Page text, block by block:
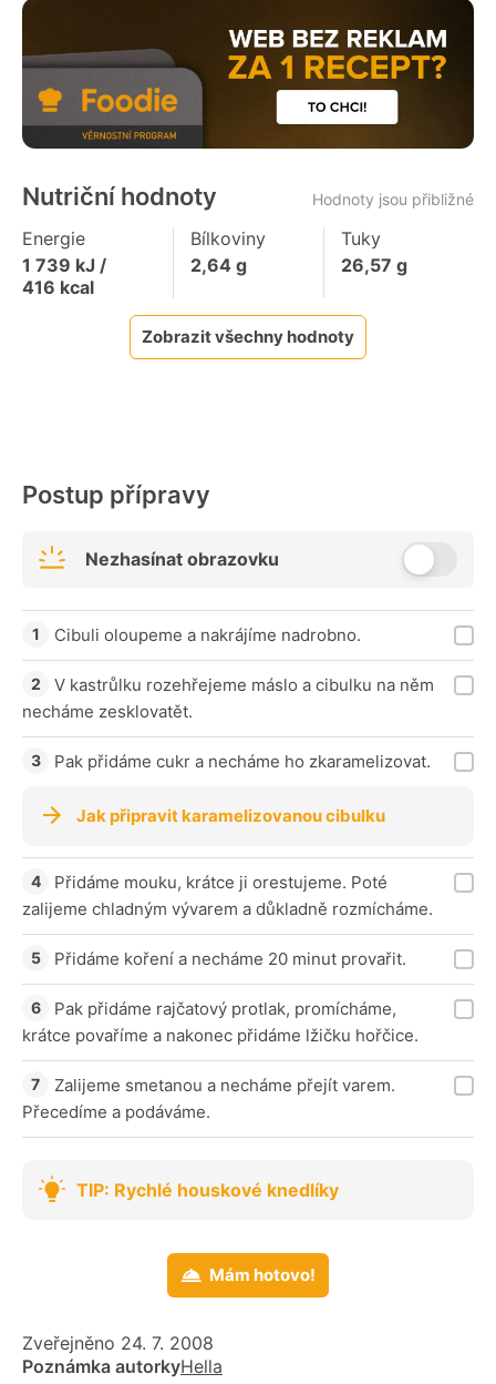
Nutriční hodnoty Hodnoty jsou přibližné
Energie
1 739 kJ /
416 kcal
Bílkoviny
2,64 g
Tuky
26,57 g
Zobrazit všechny hodnoty
Postup přípravy
Nezhasínat obrazovku
Cibuli oloupeme a nakrájíme nadrobno.
V kastrůlku rozehřejeme máslo a cibulku na něm
necháme zesklovatět.
Pak přidáme cukr a necháme ho zkaramelizovat.
Jak připravit karamelizovanou cibulku
Přidáme mouku, krátce ji orestujeme. Poté
zalijeme chladným vývarem a důkladně rozmícháme.
Přidáme koření a necháme 20 minut provařit.
Pak přidáme rajčatový protlak, promícháme,
krátce povaříme a nakonec přidáme lžičku hořčice.
Zalijeme smetanou a necháme přejít varem.
Přecedíme a podáváme.
TIP: Rychlé houskové knedlíky
Mám hotovo!
Zveřejněno 24. 7. 2008
Poznámka autorkyHella